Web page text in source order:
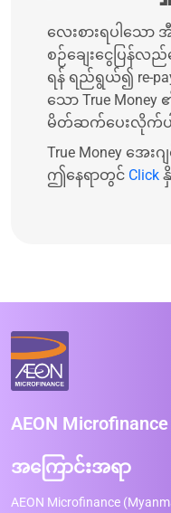
လေးစားရပါသော
စဉ်ချေးငွေပြန်
ရန် ရည်ရွယ်၍ re-
သော True
မိတ်ဆက်ပေးလိုက်
True Money အေ
ဤနေရာတွင် Click
AEON
အကြောင်းအရာ
AEON Microfinance